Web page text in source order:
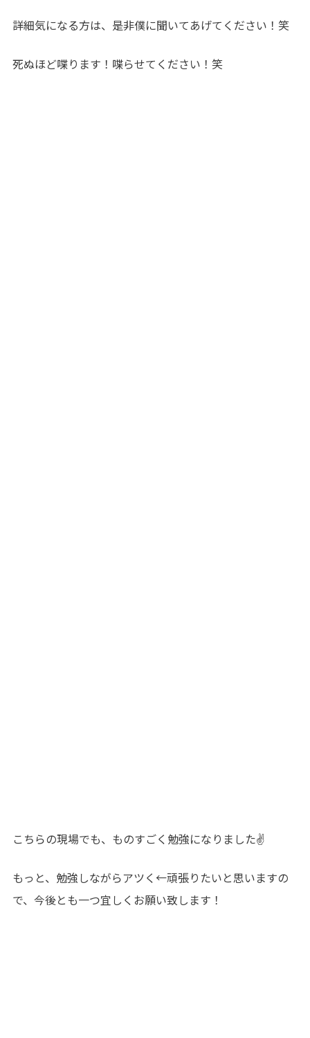
詳細気になる方は、是非僕に聞いてあげてください！笑
死ぬほど喋ります！喋らせてください！笑
こちらの現場でも、ものすごく勉強になりました✌
もっと、勉強しながらアツく←頑張りたいと思いますの
で、今後とも一つ宜しくお願い致します！